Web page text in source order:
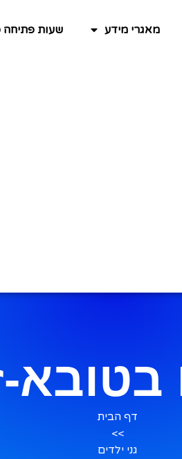
מאגרי מידע שעות פתיחה
בטובא-
דף הבית
>>
גני ילדים